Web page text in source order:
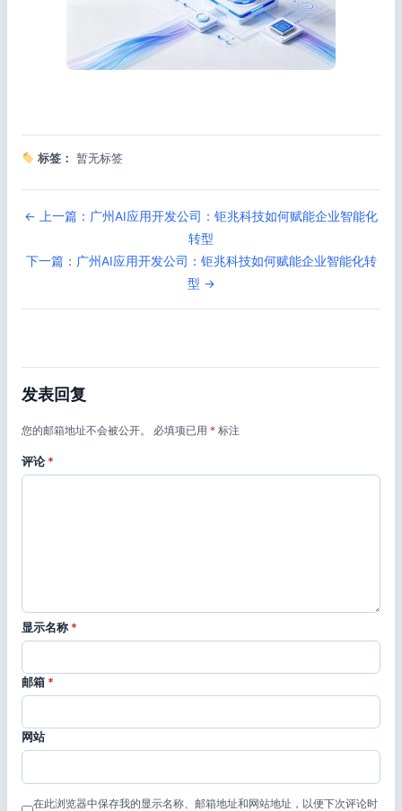
标签： 暂无标签
← 上一篇：广州AI应用开发公司：钜兆科技如何赋能企业智能化
转型
下一篇：广州AI应用开发公司：钜兆科技如何赋能企业智能化转
型 →
发表回复
您的邮箱地址不会被公开。 必填项已用 * 标注
评论 *
显示名称 *
邮箱 *
网站
在此浏览器中保存我的显示名称、邮箱地址和网站地址，以便下次评论时